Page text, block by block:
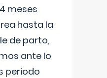
meses
hasta la
de parto,
ante lo
periodo